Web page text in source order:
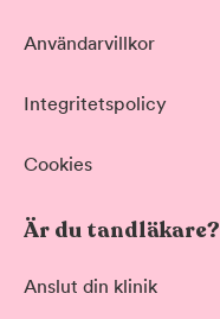
Användarvillkor
Integritetspolicy
Cookies
Är du tandläkare?
Anslut din klinik